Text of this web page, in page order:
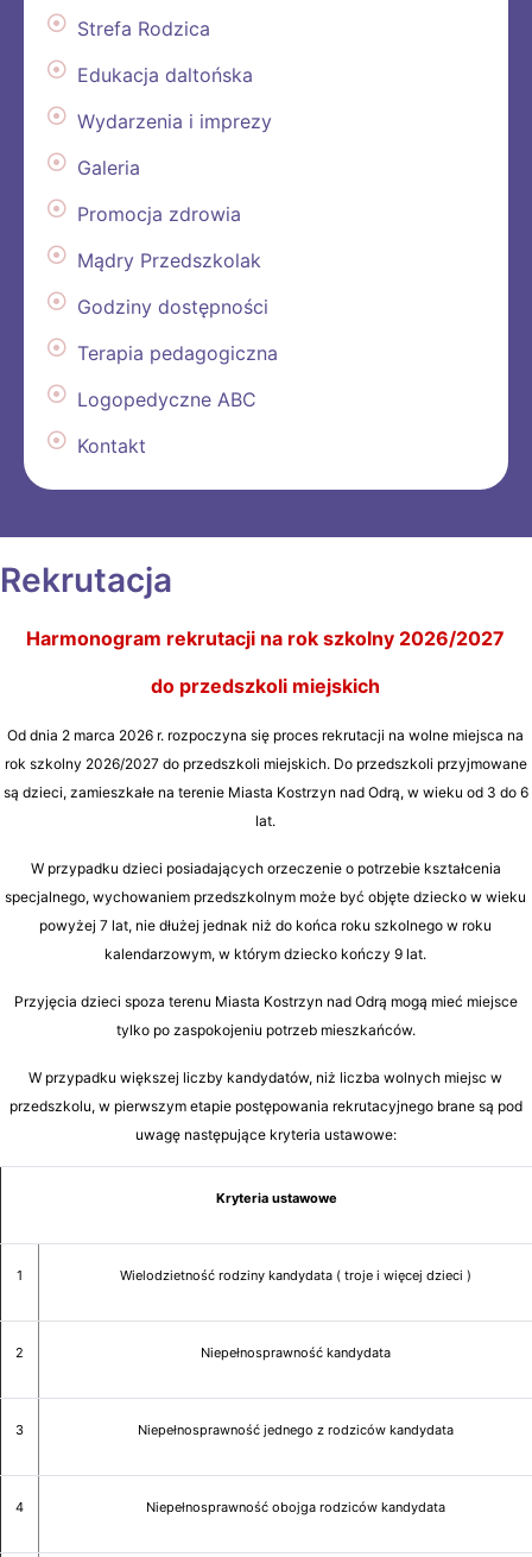
Strefa Rodzica
Edukacja daltońska
Wydarzenia i imprezy
Galeria
Promocja zdrowia
Mądry Przedszkolak
Godziny dostępności
Terapia pedagogiczna
Logopedyczne ABC
Kontakt
Rekrutacja
Harmonogram rekrutacji na rok szkolny 2026/2027
do przedszkoli miejskich
Od dnia 2 marca 2026 r. rozpoczyna się proces rekrutacji na wolne miejsca na
rok szkolny 2026/2027 do przedszkoli miejskich. Do przedszkoli przyjmowane
są dzieci, zamieszkałe na terenie Miasta Kostrzyn nad Odrą, w wieku od 3 do 6
lat.
W przypadku dzieci posiadających orzeczenie o potrzebie kształcenia
specjalnego, wychowaniem przedszkolnym może być objęte dziecko w wieku
powyżej 7 lat, nie dłużej jednak niż do końca roku szkolnego w roku
kalendarzowym, w którym dziecko kończy 9 lat.
Przyjęcia dzieci spoza terenu Miasta Kostrzyn nad Odrą mogą mieć miejsce
tylko po zaspokojeniu potrzeb mieszkańców.
W przypadku większej liczby kandydatów, niż liczba wolnych miejsc w
przedszkolu, w pierwszym etapie postępowania rekrutacyjnego brane są pod
uwagę następujące kryteria ustawowe:
Kryteria ustawowe
1 Wielodzietność rodziny kandydata ( troje i więcej dzieci )
2 Niepełnosprawność kandydata
3 Niepełnosprawność jednego z rodziców kandydata
4 Niepełnosprawność obojga rodziców kandydata